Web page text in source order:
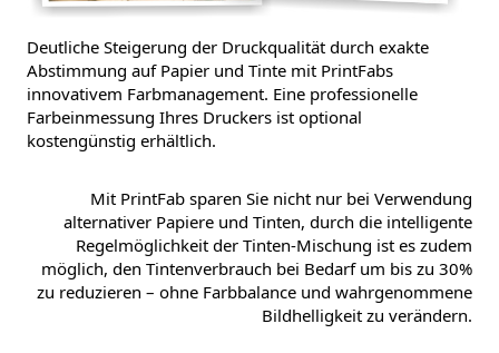
Deutliche Steigerung der Druckqualität durch exakte
Abstimmung auf Papier und Tinte mit PrintFabs
innovativem Farbmanagement. Eine professionelle
Farbeinmessung Ihres Druckers ist optional
kostengünstig erhältlich.
Mit PrintFab sparen Sie nicht nur bei Verwendung
alternativer Papiere und Tinten, durch die intelligente
Regelmöglichkeit der Tinten-Mischung ist es zudem
möglich, den Tintenverbrauch bei Bedarf um bis zu 30%
zu reduzieren – ohne Farbbalance und wahrgenommene
Bildhelligkeit zu verändern.